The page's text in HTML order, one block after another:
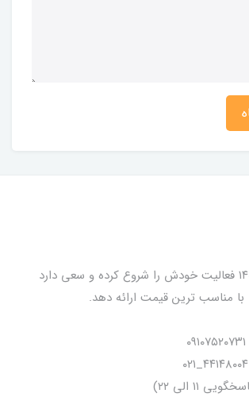
ارورا شاپ از سال ۱۴۰۲ فعالیت خودش را شروع کرده و سعی دارد
مناسب ترین قیمت ارائه دهد.
الی ۲۲)